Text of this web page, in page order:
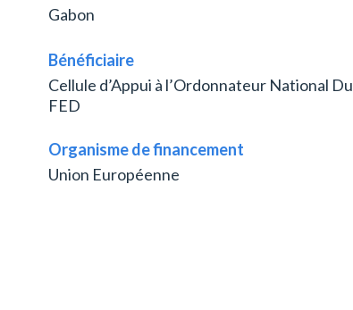
Gabon
Bénéficiaire
Cellule d’Appui à l’Ordonnateur National Du
FED
Organisme de financement
Union Européenne